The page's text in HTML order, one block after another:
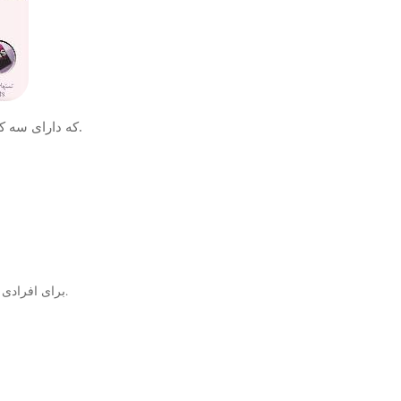
مجموعه نرم افزار Complete Ielts که دارای سه کتاب می‌باشد، برای افرادی است که قصد دارند نمره‌های مشخصی را در آزمون آیلتس کسب نمایند.
کتاب Complete Ielts Bands 4-5 برای افرادی است که قصد دارند نمره ای بین 4 تا 5 در آزمون آیلتس کسب نمایند.